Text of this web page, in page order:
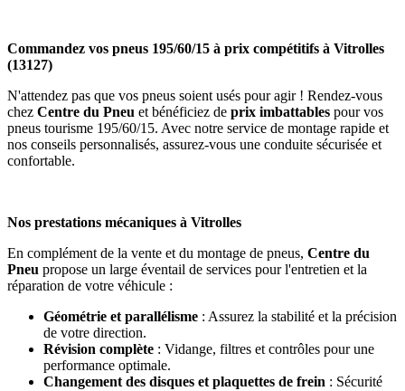
Commandez vos pneus 195/60/15 à prix compétitifs à Vitrolles
(13127)
N'attendez pas que vos pneus soient usés pour agir ! Rendez-vous
chez Centre du Pneu et bénéficiez de prix imbattables pour vos
pneus tourisme 195/60/15. Avec notre service de montage rapide et
nos conseils personnalisés, assurez-vous une conduite sécurisée et
confortable.
Nos prestations mécaniques à Vitrolles
En complément de la vente et du montage de pneus, Centre du
Pneu propose un large éventail de services pour l'entretien et la
réparation de votre véhicule :
Géométrie et parallélisme : Assurez la stabilité et la précision
de votre direction.
Révision complète : Vidange, filtres et contrôles pour une
performance optimale.
Changement des disques et plaquettes de frein : Sécurité